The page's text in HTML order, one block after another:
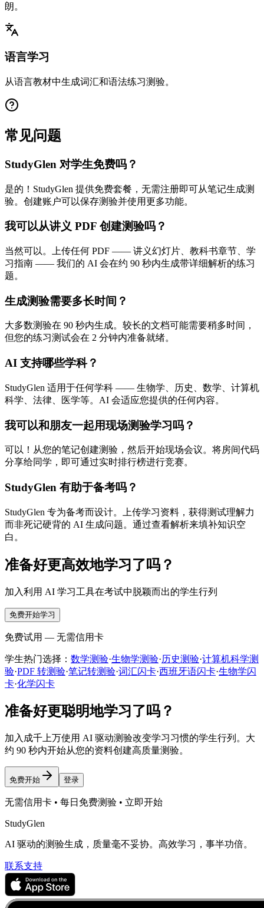
朗。
语言学习
从语言教材中生成词汇和语法练习测验。
常见问题
StudyGlen 对学生免费吗？
是的！StudyGlen 提供免费套餐，无需注册即可从笔记生成测
验。创建账户可以保存测验并使用更多功能。
我可以从讲义 PDF 创建测验吗？
当然可以。上传任何 PDF —— 讲义幻灯片、教科书章节、学
习指南 —— 我们的 AI 会在约 90 秒内生成带详细解析的练习
题。
生成测验需要多长时间？
大多数测验在 90 秒内生成。较长的文档可能需要稍多时间，
但您的练习测试会在 2 分钟内准备就绪。
AI 支持哪些学科？
StudyGlen 适用于任何学科 —— 生物学、历史、数学、计算机
科学、法律、医学等。AI 会适应您提供的任何内容。
我可以和朋友一起用现场测验学习吗？
可以！从您的笔记创建测验，然后开始现场会议。将房间代码
分享给同学，即可通过实时排行榜进行竞赛。
StudyGlen 有助于备考吗？
StudyGlen 专为备考而设计。上传学习资料，获得测试理解力
而非死记硬背的 AI 生成问题。通过查看解析来填补知识空
白。
准备好更高效地学习了吗？
加入利用 AI 学习工具在考试中脱颖而出的学生行列
免费开始学习
免费试用 — 无需信用卡
学生热门选择： 数学测验·生物学测验·历史测验·计算机科学测
验·PDF 转测验·笔记转测验·词汇闪卡·西班牙语闪卡·生物学闪
卡·化学闪卡
准备好更聪明地学习了吗？
加入成千上万使用 AI 驱动测验改变学习习惯的学生行列。大
约 90 秒内开始从您的资料创建高质量测验。
免费开始 登录
无需信用卡 • 每日免费测验 • 立即开始
StudyGlen
AI 驱动的测验生成，质量毫不妥协。高效学习，事半功倍。
联系支持